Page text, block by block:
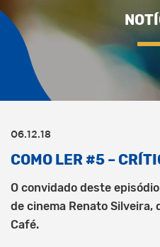
06.12.18
COMO LER #5 –
O convidado deste
de cinema Renato Silveira,
Café.